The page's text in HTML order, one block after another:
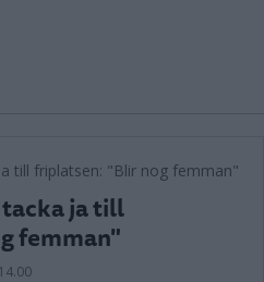
tacka ja till
femman"